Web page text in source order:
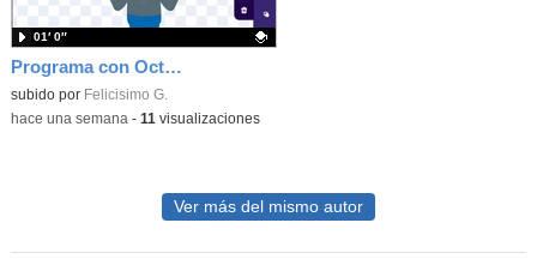
Programa con OctoStudio, un juego homenajeando al House of the dead con Zombies
Contenido educativo.
subido por Felicisimo G.
01′ 0″
-hace una semana - 11 visualizaciones
Ver más del mismo autor